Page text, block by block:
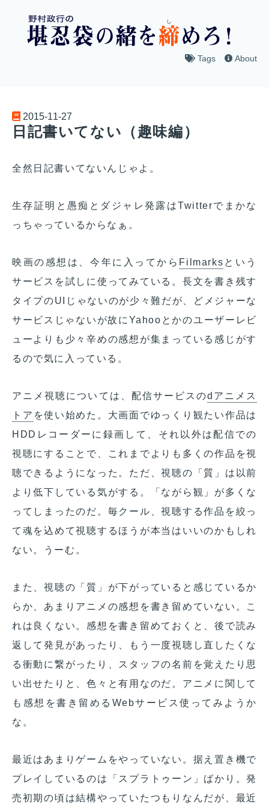
Tags About
2015-11-27
日記書いてない（趣味編）
全然日記書いてないんじゃよ。
生存証明と愚痴とダジャレ発露はTwitterでまかな
っちゃっているからなぁ。
映画の感想は、今年に入ってから Filmarks という
サービスを試しに使ってみている。長文を書き残す
タイプのUIじゃないのが少々難だが、どメジャーな
サービスじゃないが故にYahooとかのユーザーレビ
ューよりも少々辛めの感想が集まっている感じがす
るので気に入っている。
アニメ視聴については、配信サービスのdアニメス
トア を使い始めた。大画面でゆっくり観たい作品は
HDDレコーダーに録画して、それ以外は配信での
視聴にすることで、これまでよりも多くの作品を視
聴できるようになった。ただ、視聴の「質」は以前
より低下している気がする。「ながら観」が多くな
ってしまったのだ。毎クール、視聴する作品を絞っ
て魂を込めて視聴するほうが本当はいいのかもしれ
ない。うーむ。
また、視聴の「質」が下がっていると感じているか
らか、あまりアニメの感想を書き留めていない。こ
れは良くない。感想を書き留めておくと、後で読み
返して発見があったり、もう一度視聴し直したくな
る衝動に繋がったり、スタッフの名前を覚えたり思
い出せたりと、色々と有用なのだ。アニメに関して
も感想を書き留めるWebサービス使ってみようか
な。
最近はあまりゲームをやっていない。据え置き機で
プレイしているのは「スプラトゥーン」ばかり。発
売初期の頃は結構やっていたつもりなんだが、最近